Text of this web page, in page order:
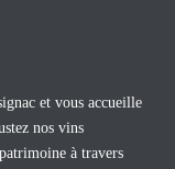
et vous accueille
nos vins
à travers